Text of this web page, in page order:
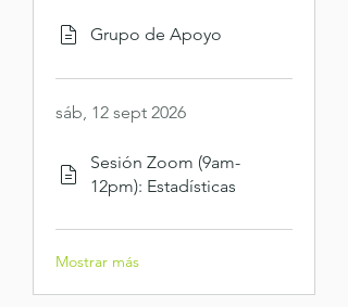
Grupo de Apoyo
sáb, 12 sept 2026
Sesión Zoom (9am-
12pm): Estadísticas
Mostrar más